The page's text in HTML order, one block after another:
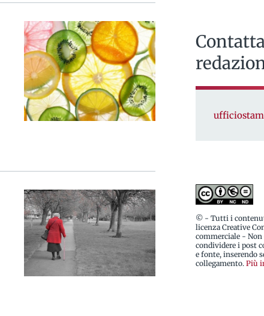
© - Tutti i
licenza Creative
commerciale - Non
condividere i post
e fonte, inserendo
collegamento. Più